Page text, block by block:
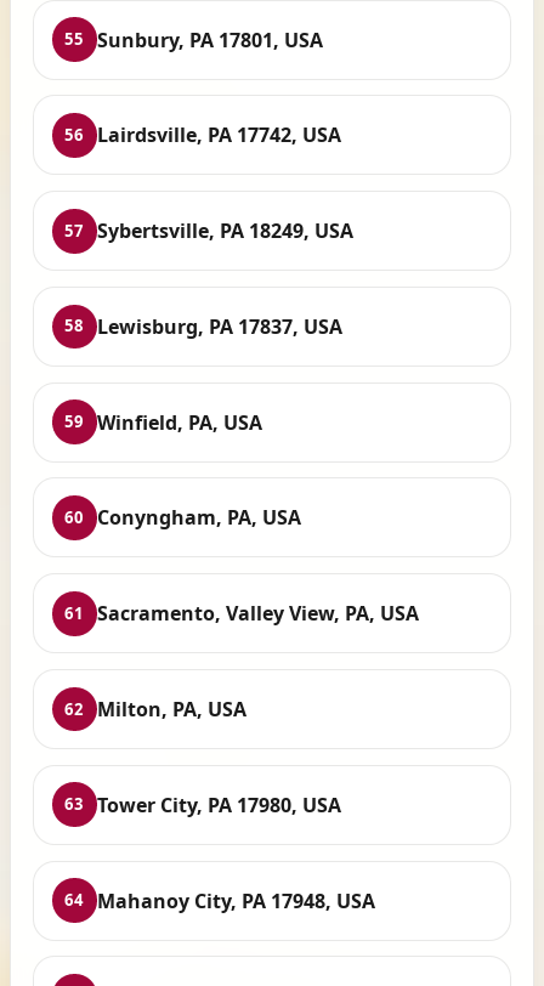
55 Sunbury, PA 17801, USA
56 Lairdsville, PA 17742, USA
57 Sybertsville, PA 18249, USA
58 Lewisburg, PA 17837, USA
59 Winfield, PA, USA
60 Conyngham, PA, USA
61 Sacramento, Valley View, PA, USA
62 Milton, PA, USA
63 Tower City, PA 17980, USA
64 Mahanoy City, PA 17948, USA